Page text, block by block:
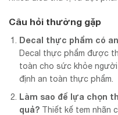
Câu hỏi thường gặp
Decal thực phẩm có
Decal thực phẩm được
toàn cho sức khỏe
định an toàn thực phẩm.
Làm sao để lựa chọn
quả? Thiết kế tem nhãn